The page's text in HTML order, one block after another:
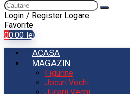
Login / Register Logare
Favorite
00.00 lei
ACASA
MAGAZIN
Figurine
Jocuri Vechi